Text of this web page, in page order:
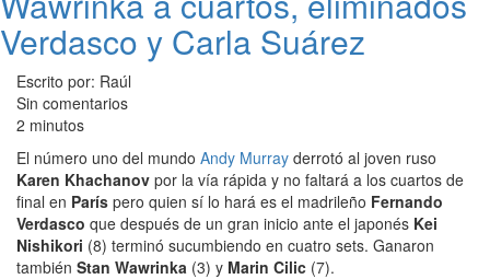
Verdasco y Carla Suárez
Escrito por: Raúl
Sin comentarios
2 minutos
El número uno del mundo Andy Murray derrotó al joven ruso
Karen Khachanov por la vía rápida y no faltará a los cuartos de
final en París pero quien sí lo hará es el madrileño Fernando
Verdasco que después de un gran inicio ante el japonés Kei
Nishikori (8) terminó sucumbiendo en cuatro sets. Ganaron
también Stan Wawrinka (3) y Marin Cilic (7).